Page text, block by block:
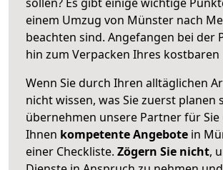
einem Umzug von Münster nach
beachten sind. Angefangen bei der
hin zum Verpacken Ihres kostbaren
Wenn Sie durch Ihren alltäglichen
nicht wissen, was Sie zuerst planen
übernehmen unsere Partner für Sie
Ihnen kompetente Angebote in
einer Checkliste. Zögern Sie nicht,